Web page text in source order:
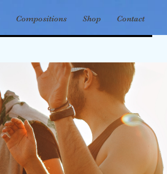
Compositions Shop Contact